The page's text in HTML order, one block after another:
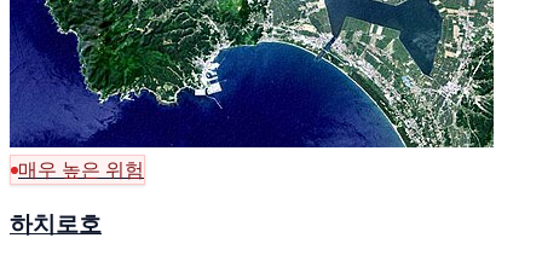
매우 높은 위험
하치로호